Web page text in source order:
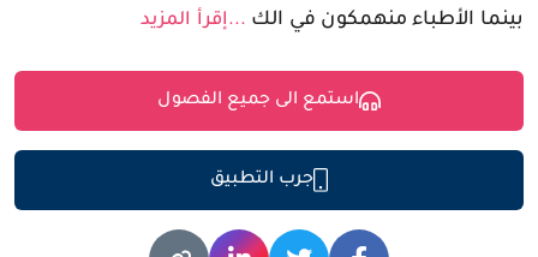
بينما الأطباء منهمكون في الك ...إقرأ المزيد
استمع الى جميع الفصول
جرب التطبيق